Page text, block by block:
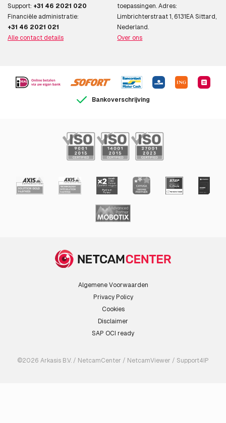
AXIS P3738-PLE
AXIS P3747-PLVE
AXIS P3827-PVE
AXIS Q4809-PVE
AXIS Q1961-TE 13mm 8.3 fps
AXIS Q1961-TE 7mm 8.3 fps
AXIS Q2111-E 60 mm 30 fps
Support: +31 46 2021 020
Financiële administratie:
+31 46 2021 021
Alle contact details
toepassingen. Adres:
Limbrichterstraat 1, 6131EA Sittard,
Nederland.
Over ons
Bankoverschrijving
Algemene Voorwaarden
Privacy Policy
Cookies
Disclaimer
SAP OCI ready
©2026 Arkasis B.V. / NetcamCenter / NetcamViewer / Support4IP